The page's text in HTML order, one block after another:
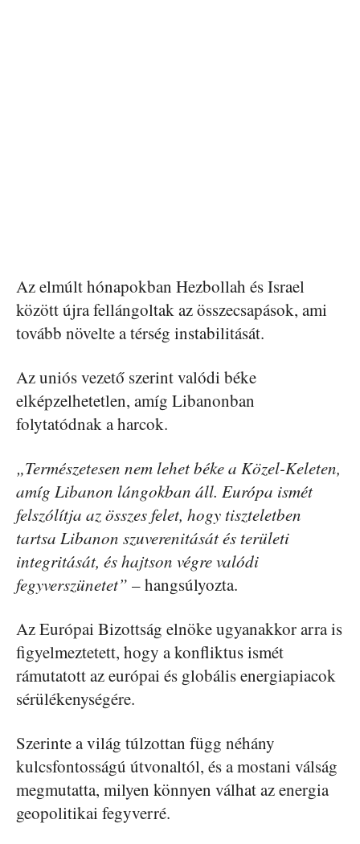
Az elmúlt hónapokban Hezbollah és Israel
között újra fellángoltak az összecsapások, ami
tovább növelte a térség instabilitását.
Az uniós vezető szerint valódi béke
elképzelhetetlen, amíg Libanonban
folytatódnak a harcok.
„Természetesen nem lehet béke a Közel-Keleten,
amíg Libanon lángokban áll. Európa ismét
felszólítja az összes felet, hogy tiszteletben
tartsa Libanon szuverenitását és területi
integritását, és hajtson végre valódi
fegyverszünetet” – hangsúlyozta.
Az Európai Bizottság elnöke ugyanakkor arra is
figyelmeztetett, hogy a konfliktus ismét
rámutatott az európai és globális energiapiacok
sérülékenységére.
Szerinte a világ túlzottan függ néhány
kulcsfontosságú útvonaltól, és a mostani válság
megmutatta, milyen könnyen válhat az energia
geopolitikai fegyverré.